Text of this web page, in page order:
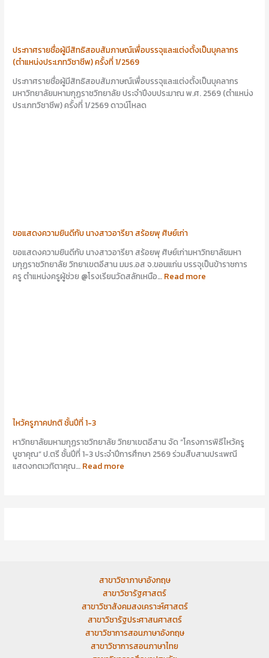
ประกาศรายชื่อผู้มีสิทธิสอบสัมภาษณ์เพื่อบรรจุและแต่งตั้งเป็นบุคลากร
(ตำแหน่งประเภทวิชาชีพ) ครั้งที่ 1/2569
ประกาศรายชื่อผู้มีสิทธิสอบสัมภาษณ์เพื่อบรรจุและแต่งตั้งเป็นบุคลากร
มหาวิทยาลัยมหามกุฏราชวิทยาลัย ประจำปีงบประมาณ พ.ศ. 2569 (ตำแหน่ง
ประเภทวิชาชีพ) ครั้งที่ 1/2569 ดาวน์โหลด
ขอแสดงความยินดีกับ นางสาวอารียา สร้อยพุ ศิษย์เก่า
ขอแสดงความยินดีกับ นางสาวอารียา สร้อยพุ ศิษย์เก่ามหาวิทยาลัยมหา
มกุฏราชวิทยาลัย วิทยาเขตอีสาน มมร.อส จ.ขอนแก่น บรรจุเป็นข้าราชการ
ครู ตำแหน่งครูผู้ช่วย @โรงเรียนวัดสลักเหนือ… Read more
ไหว้ครูภาคปกติ ชั้นปีที่ 1-3
หาวิทยาลัยมหามกุฏราชวิทยาลัย วิทยาเขตอีสาน จัด “โครงการพิธีไหว้ครู
บูชาคุณ” ป.ตรี ชั้นปีที่ 1-3 ประจำปีการศึกษา 2569 ร่วมสืบสานประเพณี
แสดงกตเวทิตาคุณ… Read more
สาขาวิชาภาษาอังกฤษ
สาขาวิชารัฐศาสตร์
สาขาวิชาสังคมสงเคราะห์ศาสตร์
สาขาวิชารัฐประศาสนศาสตร์
สาขาวิชาการสอนภาษาอังกฤษ
สาขาวิชาการสอนภาษาไทย